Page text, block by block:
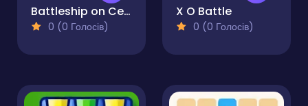
Battleship on Cells
0 (0 Голосів)
X O Battle
0 (0 Голосів)